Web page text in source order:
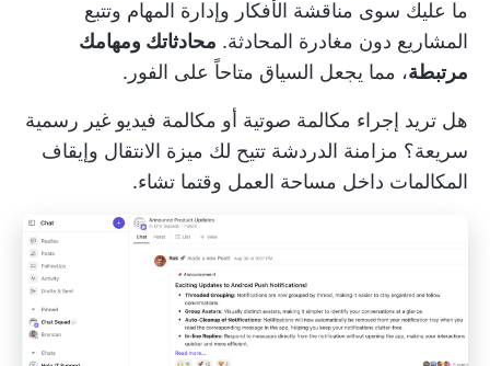
ما عليك سوى مناقشة الأفكار وإدارة المهام وتتبع
المشاريع دون مغادرة المحادثة. محادثاتك ومهامك
مرتبطة، مما يجعل السياق متاحاً على الفور.
هل تريد إجراء مكالمة صوتية أو مكالمة فيديو غير رسمية
سريعة؟ مزامنة الدردشة تتيح لك ميزة الانتقال وإيقاف
المكالمات داخل مساحة العمل وقتما تشاء.